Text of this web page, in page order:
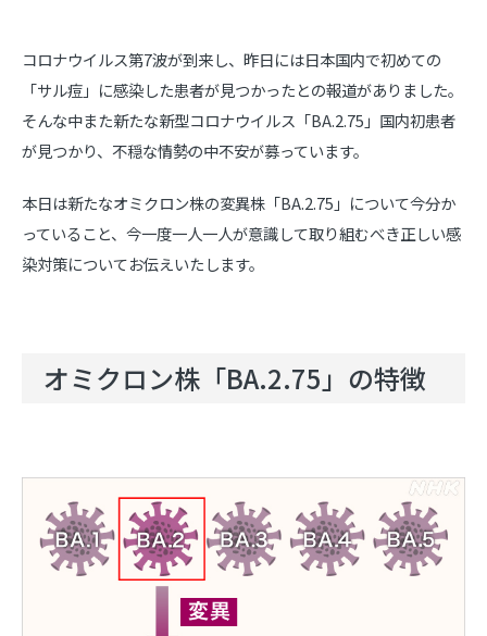
コロナウイルス第7波が到来し、昨日には日本国内で初めての
「サル痘」に感染した患者が見つかったとの報道がありました。
そんな中また新たな新型コロナウイルス「BA.2.75」国内初患者
が見つかり、不穏な情勢の中不安が募っています。
本日は新たなオミクロン株の変異株「BA.2.75」について今分か
っていること、今一度一人一人が意識して取り組むべき正しい感
染対策についてお伝えいたします。
オミクロン株「BA.2.75」の特徴